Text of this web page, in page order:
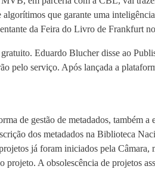
que garante uma
da Feira do Livro de Frankfurt
Eduardo Blucher disse ao
pelo serviço. Após lançada a
de gestão de metadados, também
dos metadados na Biblioteca
já foram iniciados pela Câmara,
A obsolescência de projetos